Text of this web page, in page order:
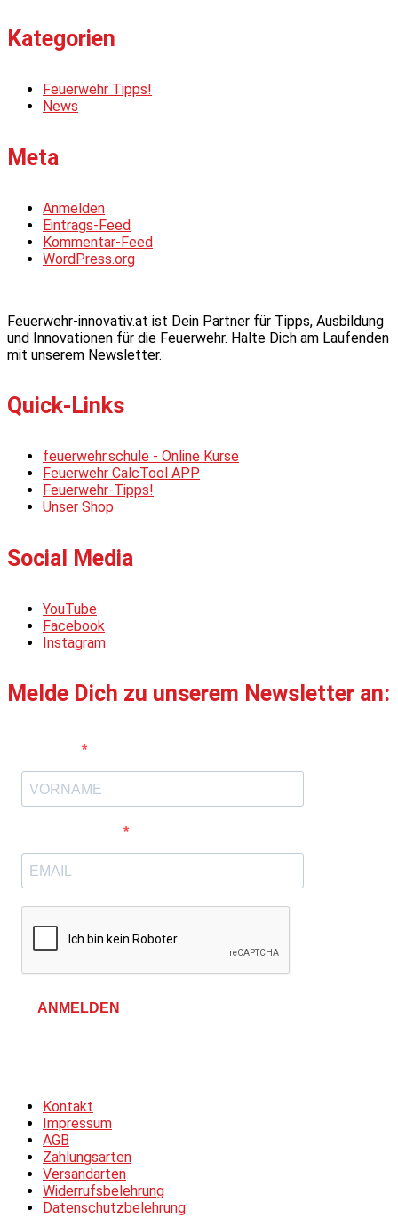
Kategorien
Feuerwehr Tipps!
News
Meta
Anmelden
Eintrags-Feed
Kommentar-Feed
WordPress.org
Feuerwehr-innovativ.at ist Dein Partner für Tipps, Ausbildung
und Innovationen für die Feuerwehr. Halte Dich am Laufenden
mit unserem Newsletter.
Quick-Links
feuerwehr.schule - Online Kurse
Feuerwehr CalcTool APP
Feuerwehr-Tipps!
Unser Shop
Social Media
YouTube
Facebook
Instagram
Melde Dich zu unserem Newsletter an:
ANMELDEN
Kontakt
Impressum
AGB
Zahlungsarten
Versandarten
Widerrufsbelehrung
Datenschutzbelehrung